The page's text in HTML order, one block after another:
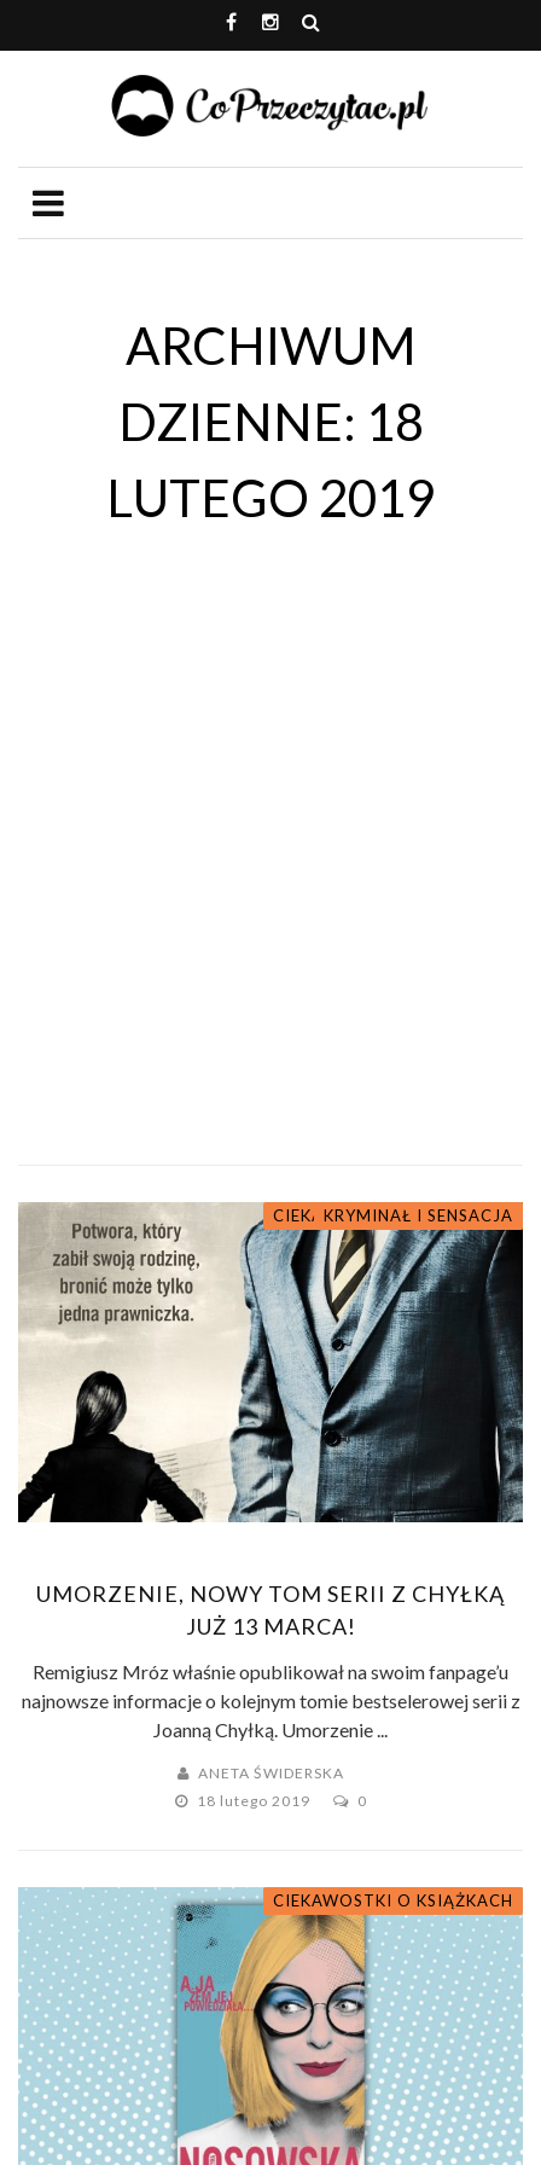
ARCHIWUM
DZIENNE: 18
LUTEGO 2019
CIEKAWOSTKI O KSIĄŻKACH
KRYMINAŁ I SENSACJA
UMORZENIE, NOWY TOM SERII Z CHYŁKĄ
JUŻ 13 MARCA!
Remigiusz Mróz właśnie opublikował na swoim fanpage’u
najnowsze informacje o kolejnym tomie bestselerowej serii z
Joanną Chyłką. Umorzenie ...
ANETA ŚWIDERSKA
18 lutego 2019
0
CIEKAWOSTKI O KSIĄŻKACH